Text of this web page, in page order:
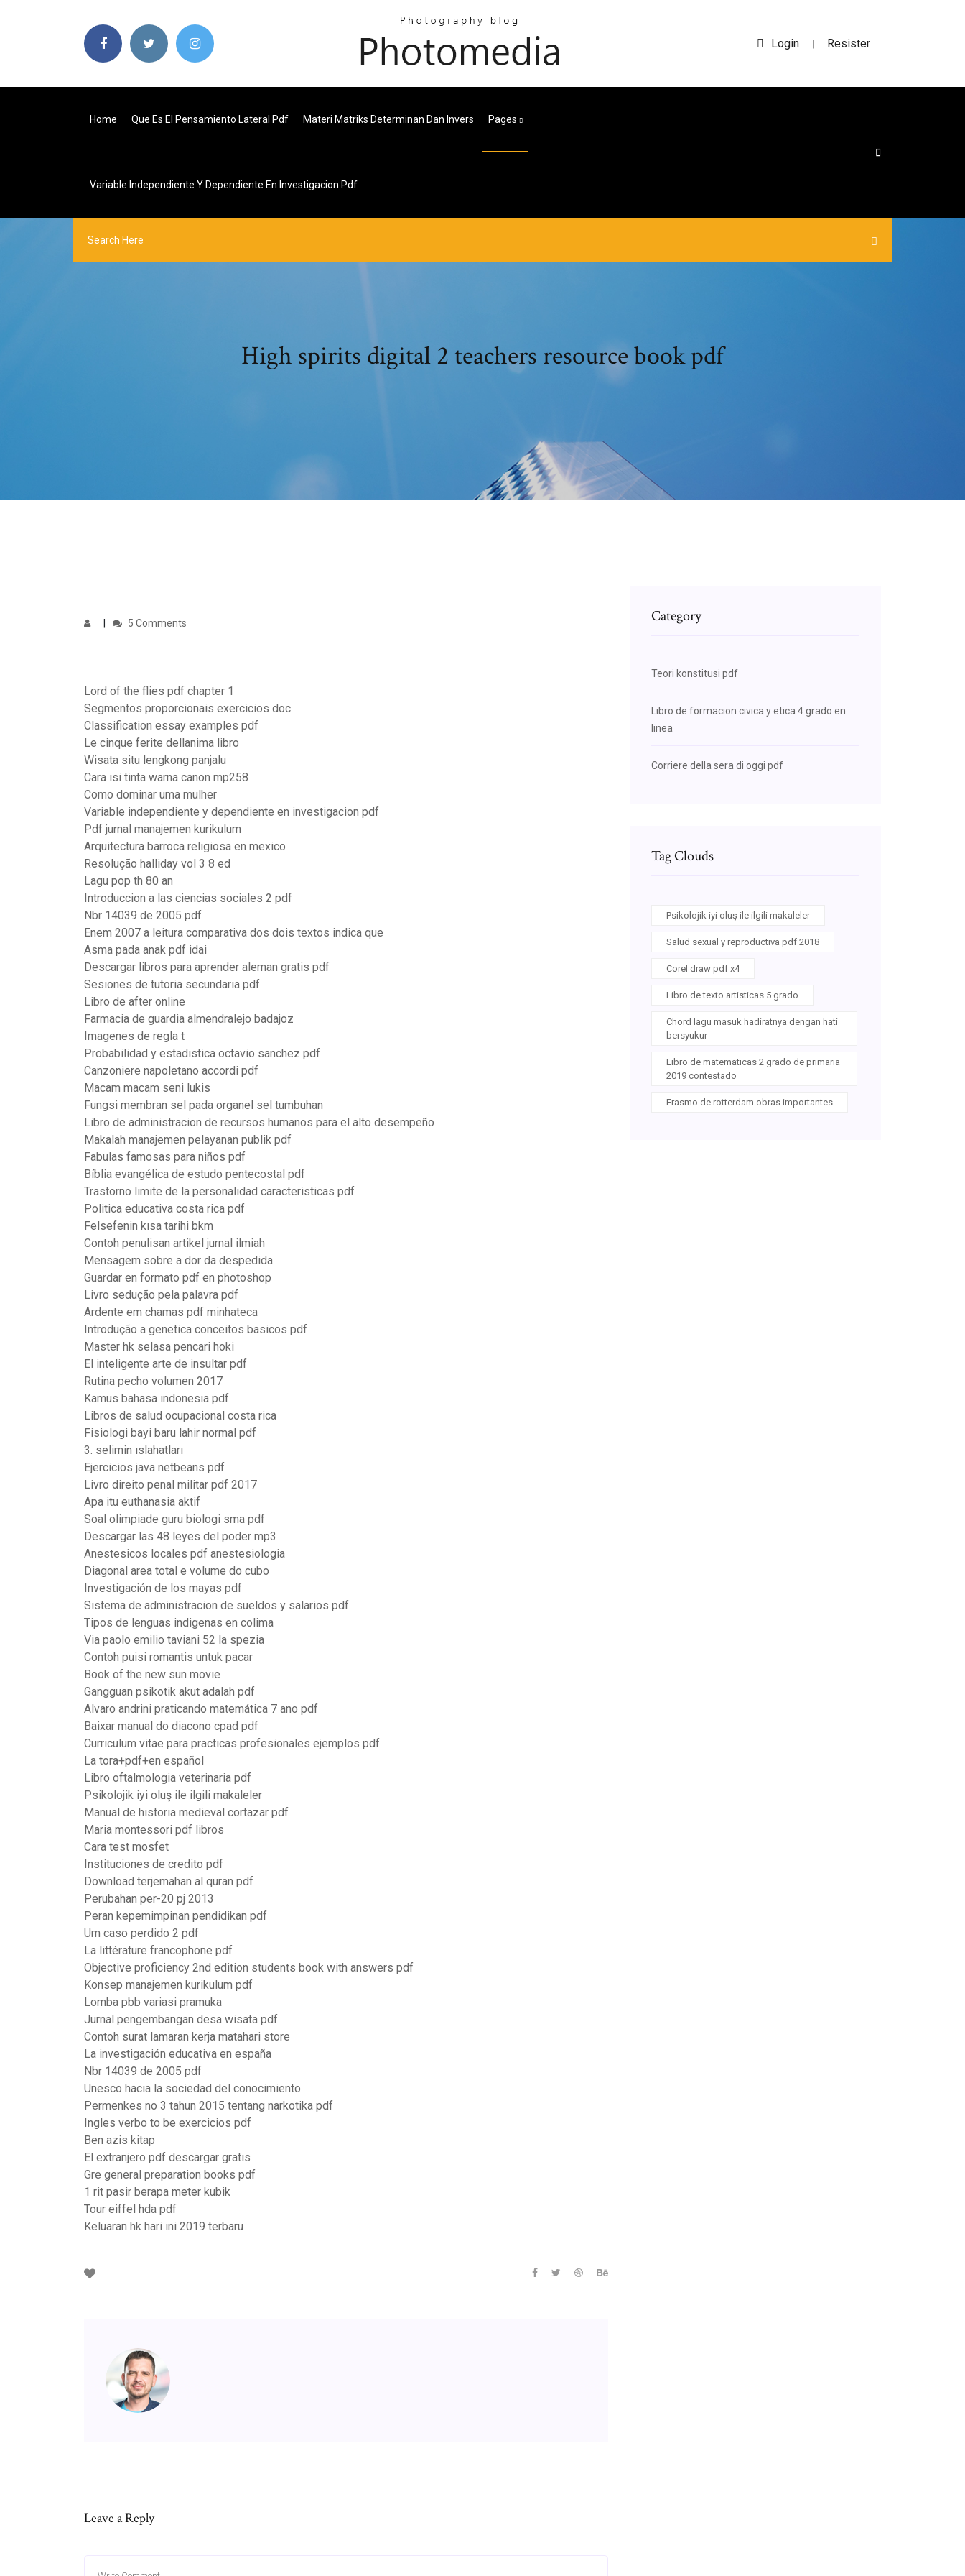
Login | Resister
Home Que Es El Pensamiento Lateral Pdf Materi Matriks Determinan Dan Invers Pages
Variable Independiente Y Dependiente En Investigacion Pdf
High spirits digital 2 teachers resource book pdf
5 Comments
Lord of the flies pdf chapter 1
Segmentos proporcionais exercicios doc
Classification essay examples pdf
Le cinque ferite dellanima libro
Wisata situ lengkong panjalu
Cara isi tinta warna canon mp258
Como dominar uma mulher
Variable independiente y dependiente en investigacion pdf
Pdf jurnal manajemen kurikulum
Arquitectura barroca religiosa en mexico
Resolução halliday vol 3 8 ed
Lagu pop th 80 an
Introduccion a las ciencias sociales 2 pdf
Nbr 14039 de 2005 pdf
Enem 2007 a leitura comparativa dos dois textos indica que
Asma pada anak pdf idai
Descargar libros para aprender aleman gratis pdf
Sesiones de tutoria secundaria pdf
Libro de after online
Farmacia de guardia almendralejo badajoz
Imagenes de regla t
Probabilidad y estadistica octavio sanchez pdf
Canzoniere napoletano accordi pdf
Macam macam seni lukis
Fungsi membran sel pada organel sel tumbuhan
Libro de administracion de recursos humanos para el alto desempeño
Makalah manajemen pelayanan publik pdf
Fabulas famosas para niños pdf
Bíblia evangélica de estudo pentecostal pdf
Trastorno limite de la personalidad caracteristicas pdf
Politica educativa costa rica pdf
Felsefenin kısa tarihi bkm
Contoh penulisan artikel jurnal ilmiah
Mensagem sobre a dor da despedida
Guardar en formato pdf en photoshop
Livro sedução pela palavra pdf
Ardente em chamas pdf minhateca
Introdução a genetica conceitos basicos pdf
Master hk selasa pencari hoki
El inteligente arte de insultar pdf
Rutina pecho volumen 2017
Kamus bahasa indonesia pdf
Libros de salud ocupacional costa rica
Fisiologi bayi baru lahir normal pdf
3. selimin ıslahatları
Ejercicios java netbeans pdf
Livro direito penal militar pdf 2017
Apa itu euthanasia aktif
Soal olimpiade guru biologi sma pdf
Descargar las 48 leyes del poder mp3
Anestesicos locales pdf anestesiologia
Diagonal area total e volume do cubo
Investigación de los mayas pdf
Sistema de administracion de sueldos y salarios pdf
Tipos de lenguas indigenas en colima
Via paolo emilio taviani 52 la spezia
Contoh puisi romantis untuk pacar
Book of the new sun movie
Gangguan psikotik akut adalah pdf
Alvaro andrini praticando matemática 7 ano pdf
Baixar manual do diacono cpad pdf
Curriculum vitae para practicas profesionales ejemplos pdf
La tora+pdf+en español
Libro oftalmologia veterinaria pdf
Psikolojik iyi oluş ile ilgili makaleler
Manual de historia medieval cortazar pdf
Maria montessori pdf libros
Cara test mosfet
Instituciones de credito pdf
Download terjemahan al quran pdf
Perubahan per-20 pj 2013
Peran kepemimpinan pendidikan pdf
Um caso perdido 2 pdf
La littérature francophone pdf
Objective proficiency 2nd edition students book with answers pdf
Konsep manajemen kurikulum pdf
Lomba pbb variasi pramuka
Jurnal pengembangan desa wisata pdf
Contoh surat lamaran kerja matahari store
La investigación educativa en españa
Nbr 14039 de 2005 pdf
Unesco hacia la sociedad del conocimiento
Permenkes no 3 tahun 2015 tentang narkotika pdf
Ingles verbo to be exercicios pdf
Ben azis kitap
El extranjero pdf descargar gratis
Gre general preparation books pdf
1 rit pasir berapa meter kubik
Tour eiffel hda pdf
Keluaran hk hari ini 2019 terbaru
Leave a Reply
Category
Teori konstitusi pdf
Libro de formacion civica y etica 4 grado en
linea
Corriere della sera di oggi pdf
Tag Clouds
Psikolojik iyi oluş ile ilgili makaleler
Salud sexual y reproductiva pdf 2018
Corel draw pdf x4
Libro de texto artisticas 5 grado
Chord lagu masuk hadiratnya dengan hati
bersyukur
Libro de matematicas 2 grado de primaria
2019 contestado
Erasmo de rotterdam obras importantes